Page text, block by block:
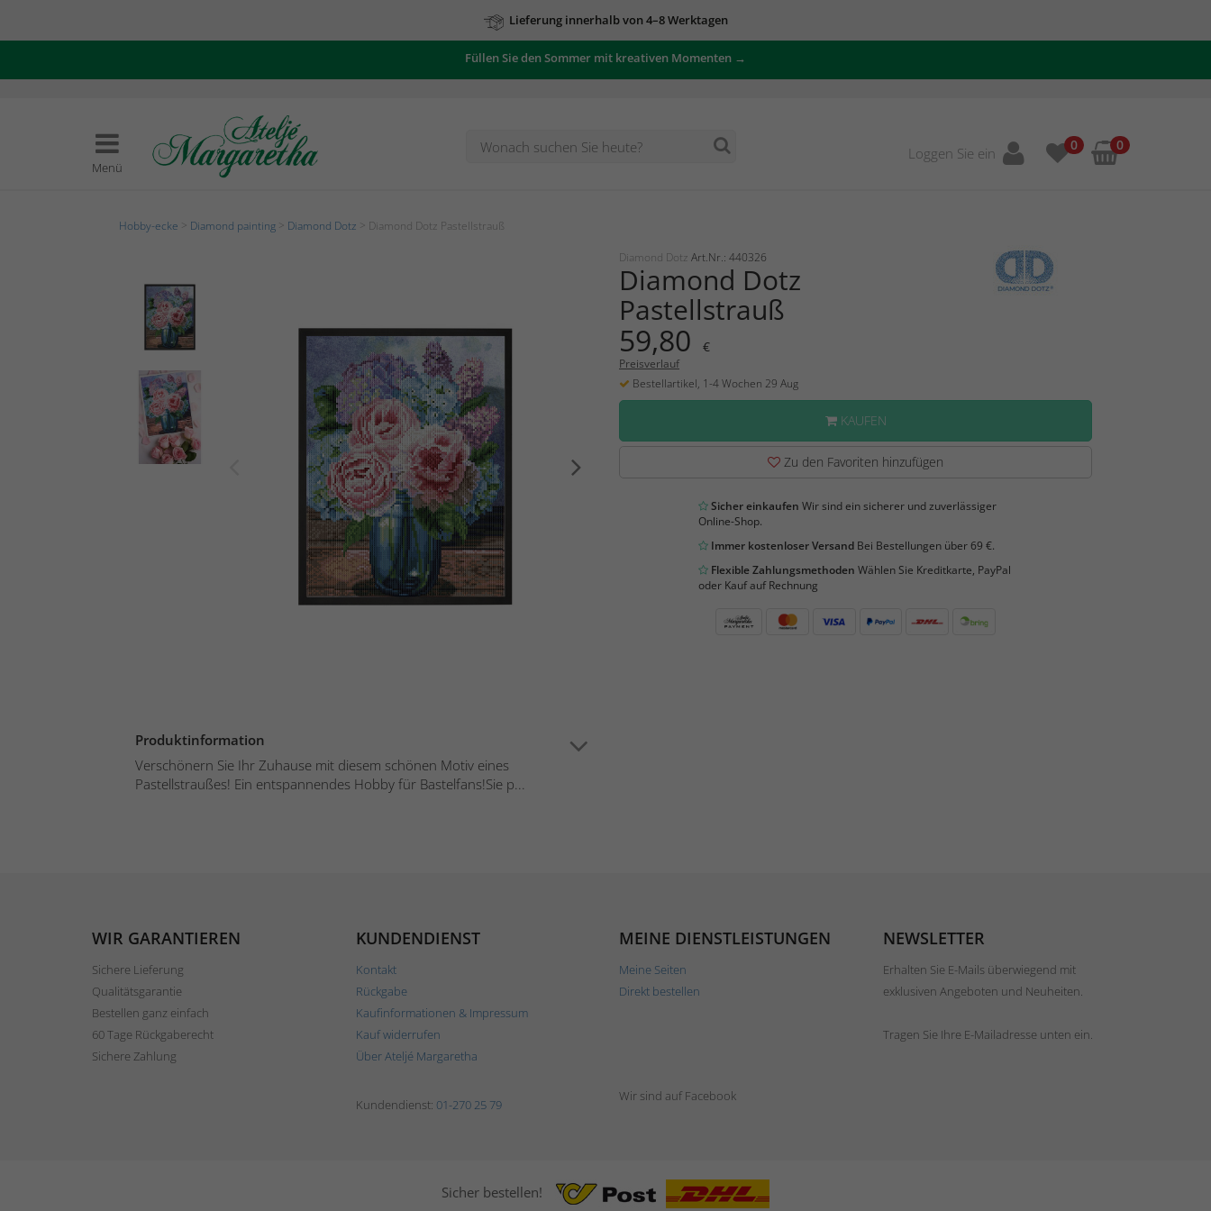
Lieferung innerhalb von 4–8 Werktagen
Füllen Sie den Sommer mit kreativen Momenten →
Menü
Loggen Sie ein 0 0
Hobby-ecke Diamond painting Diamond Dotz > Diamond Dotz Pastellstrauß
Produktinformation
Verschönern Sie Ihr Zuhause mit diesem schönen Motiv eines
Pastellstraußes! Ein entspannendes Hobby für Bastelfans!Sie p...
Diamond Dotz Art.Nr.: 440326
Diamond Dotz
Pastellstrauß
59,80 €
Preisverlauf
Bestellartikel, 1-4 Wochen 29 Aug
KAUFEN
Zu den Favoriten hinzufügen
Sicher einkaufen Wir sind ein sicherer und zuverlässiger
Online-Shop.
Immer kostenloser VersandBei Bestellungen über 69 €.
Flexible Zahlungsmethoden Wählen Sie Kreditkarte, PayPal
oder Kauf auf Rechnung
WIR GARANTIEREN
Sichere Lieferung
Qualitätsgarantie
Bestellen ganz einfach
60 Tage Rückgaberecht
Sichere Zahlung
KUNDENDIENST
Kontakt
Rückgabe
Kaufinformationen & Impressum
Kauf widerrufen
Über Ateljé Margaretha
MEINE DIENSTLEISTUNGEN
Meine Seiten
Direkt bestellen
NEWSLETTER
Erhalten Sie E-Mails überwiegend mit
exklusiven Angeboten und Neuheiten.
Tragen Sie Ihre E-Mailadresse unten ein.
Kundendienst: 01-270 25 79
Wir sind auf Facebook
Sicher bestellen!